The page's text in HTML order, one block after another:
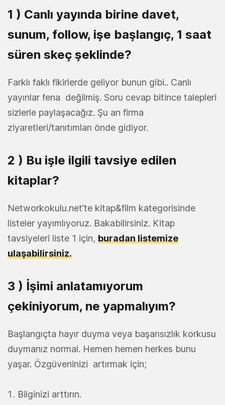
1 ) Canlı yayında birine davet,
sunum, follow, işe başlangıç, 1 saat
süren skeç şeklinde?
Farklı faklı fikirlerde geliyor bunun gibi.. Canlı
yayınlar fena değilmiş. Soru cevap bitince talepleri
sizlerle paylaşacağız. Şu an firma
ziyaretleri/tanıtımları önde gidiyor.
2 ) Bu işle ilgili tavsiye edilen
kitaplar?
Networkokulu.net’te kitap&film kategorisinde
listeler yayımlıyoruz. Bakabilirsiniz. Kitap
tavsiyeleri liste 1 için, buradan listemize
ulaşabilirsiniz.
3 ) İşimi anlatamıyorum
çekiniyorum, ne yapmalıyım?
Başlangıçta hayır duyma veya başarısızlık korkusu
duymanız normal. Hemen hemen herkes bunu
yaşar. Özgüveninizi artırmak için;
Bilginizi arttırın.